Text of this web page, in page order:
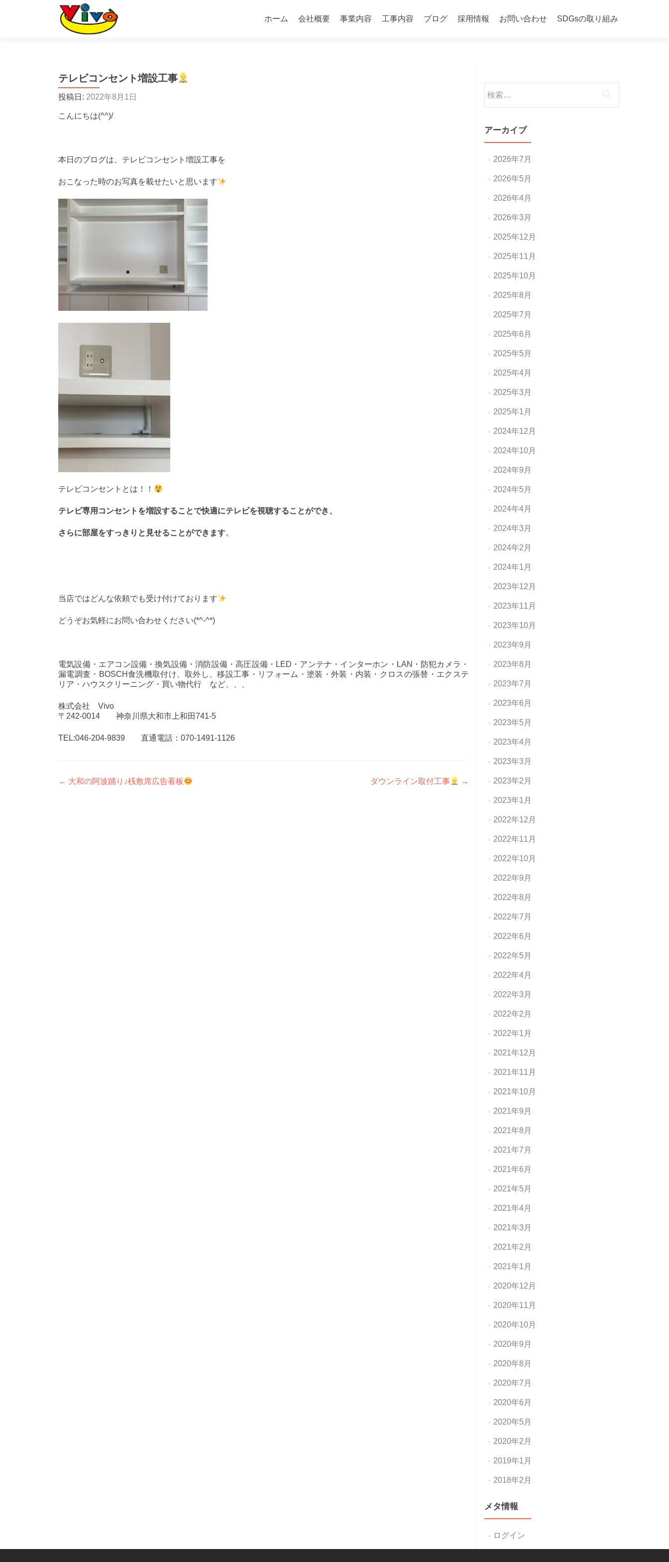
ン
ホーム 会社概要 事業内容 工事内容 ブログ 採用情報 お問い合わせ SDGsの取り組み
テレビコンセント増設工事
投稿日: 2022年8月1日
こんにちは(^^)/
本日のブログは、テレビコンセント増設工事を
おこなった時のお写真を載せたいと思います
テレビコンセントとは！！
テレビ専用コンセントを増設することで快適にテレビを視聴することができ、
さらに部屋をすっきりと見せることができます。
当店ではどんな依頼でも受け付けております
どうぞお気軽にお問い合わせください(*^-^*)
電気設備・エアコン設備・換気設備・消防設備・高圧設備・LED・アンテナ・インターホン・LAN・防犯カメラ・
漏電調査・BOSCH食洗機取付け、取外し、移設工事・リフォーム・塗装・外装・内装・クロスの張替・エクステ
リア・ハウスクリーニング・買い物代行 など、、、
株式会社 Vivo
〒242-0014 神奈川県大和市上和田741-5
TEL:046-204-9839 直通電話：070-1491-1126
投
← 大和の阿波踊り♪桟敷席広告看板 ダウンライン取付工事 →
索:
アーカイブ
2026年7月
2026年5月
2026年4月
2026年3月
2025年12月
2025年11月
2025年10月
2025年8月
2025年7月
2025年6月
2025年5月
2025年4月
2025年3月
2025年1月
2024年12月
2024年10月
2024年9月
2024年5月
2024年4月
2024年3月
2024年2月
2024年1月
2023年12月
2023年11月
2023年10月
2023年9月
2023年8月
2023年7月
2023年6月
2023年5月
2023年4月
2023年3月
2023年2月
2023年1月
2022年12月
2022年11月
2022年10月
2022年9月
2022年8月
2022年7月
2022年6月
2022年5月
2022年4月
2022年3月
2022年2月
2022年1月
2021年12月
2021年11月
2021年10月
2021年9月
2021年8月
2021年7月
2021年6月
2021年5月
2021年4月
2021年3月
2021年2月
2021年1月
2020年12月
2020年11月
2020年10月
2020年9月
2020年8月
2020年7月
2020年6月
2020年5月
2020年2月
2019年1月
2018年2月
メタ情報
ログイン